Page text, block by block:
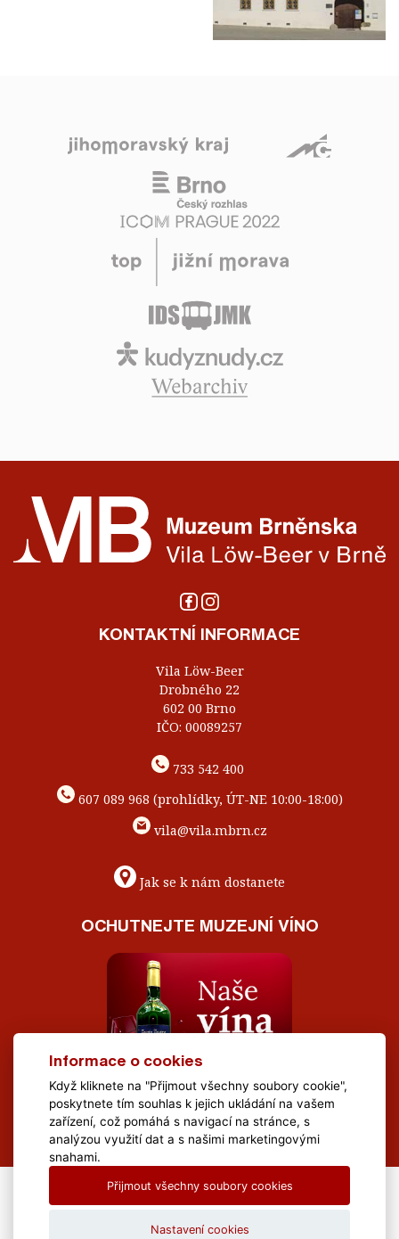
KONTAKTNÍ INFORMACE
Vila Löw-Beer
Drobného 22
602 00 Brno
IČO: 00089257
733 542 400
607 089 968 (prohlídky, ÚT-NE 10:00-18:00)
vila@vila.mbrn.cz
Jak se k nám dostanete
OCHUTNEJTE MUZEJNÍ VÍNO
All Rights Reserved Muzeum Brněnska © 2020, Webdesign by
Informace o cookies
Když kliknete na "Přijmout všechny soubory cookie",
poskytnete tím souhlas k jejich ukládání na vašem
zařízení, což pomáhá s navigací na stránce, s
analýzou využití dat a s našimi marketingovými
snahami.
Přijmout všechny soubory cookies
Nastavení cookies